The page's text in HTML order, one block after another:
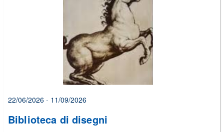
22/06/2026 - 11/09/2026
Biblioteca di disegni